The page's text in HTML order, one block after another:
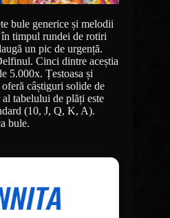
bule generice și melodii
în timpul rundei de rotiri
un pic de urgență.
Cinci dintre aceștia
5.000x. Țestoasa și
câștiguri solide de
tabelului de plăți este
(10, J, Q, K, A).
bule.